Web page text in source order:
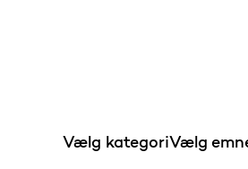
Vælg kategoriVælg